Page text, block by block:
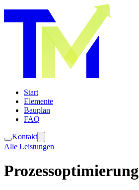
Start
Elemente
Bauplan
FAQ
Kontakt
Alle Leistungen
Prozessoptimierung